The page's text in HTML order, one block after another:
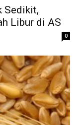
Sedikit,
Libur di AS
0